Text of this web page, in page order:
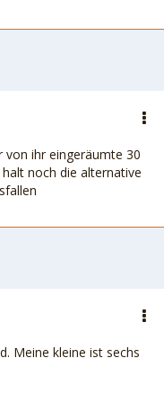
von ihr eingeräumte 30
noch die alternative
Meine kleine ist sechs